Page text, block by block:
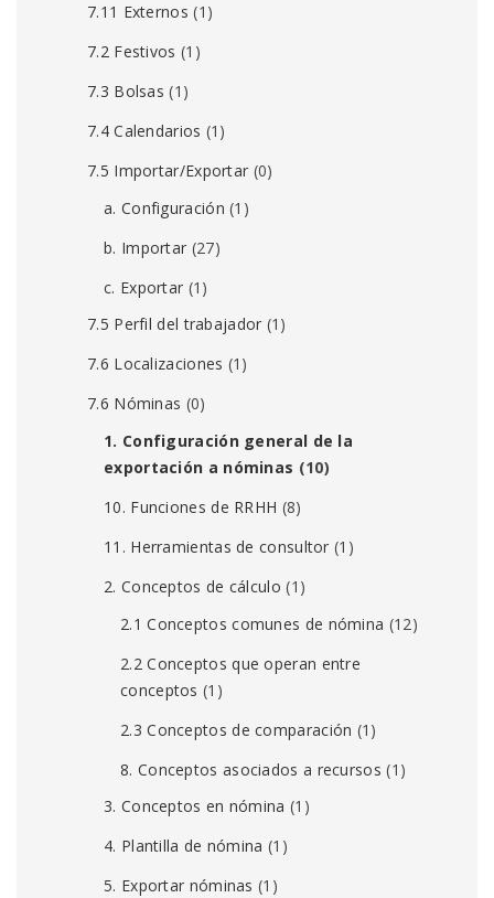
7.11 Externos (1)
7.2 Festivos (1)
7.3 Bolsas (1)
7.4 Calendarios (1)
7.5 Importar/Exportar (0)
a. Configuración (1)
b. Importar (27)
c. Exportar (1)
7.5 Perfil del trabajador (1)
7.6 Localizaciones (1)
7.6 Nóminas (0)
1. Configuración general de la
exportación a nóminas (10)
10. Funciones de RRHH (8)
11. Herramientas de consultor (1)
2. Conceptos de cálculo (1)
2.1 Conceptos comunes de nómina (12)
2.2 Conceptos que operan entre
conceptos (1)
2.3 Conceptos de comparación (1)
8. Conceptos asociados a recursos (1)
3. Conceptos en nómina (1)
4. Plantilla de nómina (1)
5. Exportar nóminas (1)